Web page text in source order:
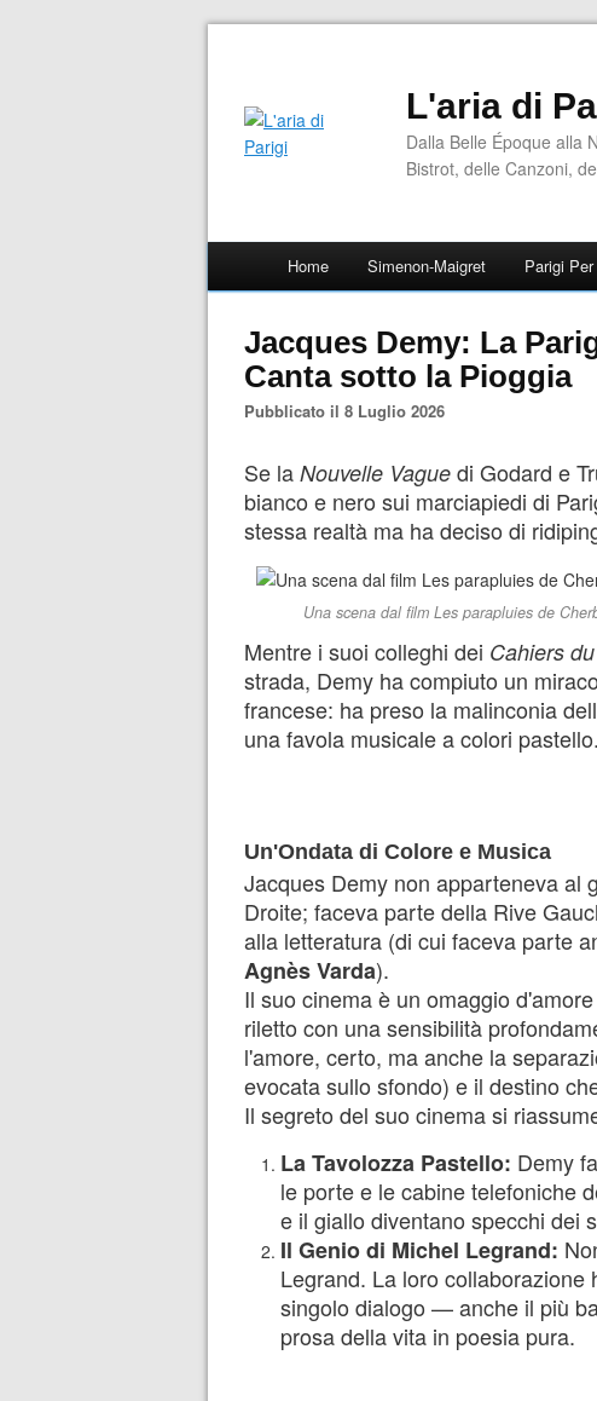
L'aria di
Dalla Belle Époque alla
Bistrot, delle Canzoni,
Home Simenon-Maigret Parigi
Jacques Demy: La
Canta sotto la Pioggia
Pubblicato il 8 Luglio 2026
Se la Nouvelle Vague di Godard e
bianco e nero sui marciapiedi di
stessa realtà ma ha deciso di
Una scena dal film Les parapluies de
Mentre i suoi colleghi dei Cahiers
strada, Demy ha compiuto un
francese: ha preso la malinconia
una favola musicale a colori pastello.
Un'Ondata di Colore e Musica
Jacques Demy non apparteneva al
Droite; faceva parte della Rive
alla letteratura (di cui faceva parte
Agnès Varda).
Il suo cinema è un omaggio
riletto con una sensibilità
l'amore, certo, ma anche la
evocata sullo sfondo) e il destino
Il segreto del suo cinema si
La Tavolozza Pastello: Demy
le porte e le cabine telefoniche
e il giallo diventano specchi dei
Il Genio di Michel Legrand:
Legrand. La loro
singolo dialogo — anche il più
prosa della vita in poesia pura.